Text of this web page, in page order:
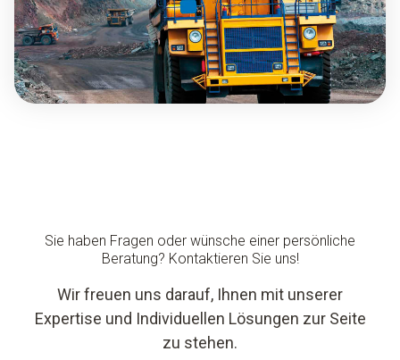
Sie haben Fragen oder wünsche einer persönliche
Beratung? Kontaktieren Sie uns!
Wir freuen uns darauf, Ihnen mit unserer
Expertise und Individuellen Lösungen zur Seite
zu stehen.